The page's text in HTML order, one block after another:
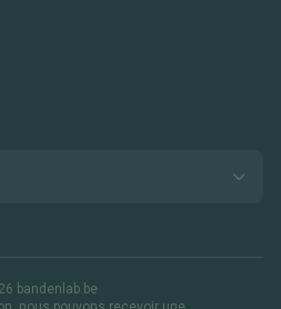
bandenlab.be